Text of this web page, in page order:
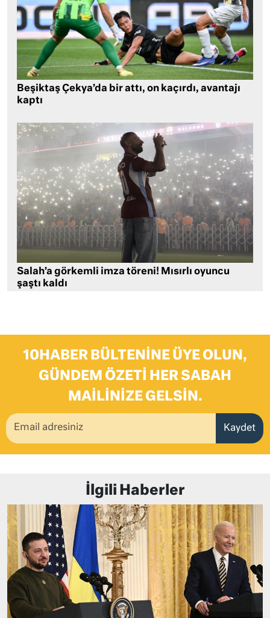
Beşiktaş Çekya’da bir attı, on kaçırdı, avantajı
kaptı
Salah’a görkemli imza töreni! Mısırlı oyuncu
şaştı kaldı
10HABER BÜLTENINE ÜYE OLUN,
GÜNDEM ÖZETI HER SABAH
MAILINIZE GELSIN.
Kaydet
İlgili Haberler